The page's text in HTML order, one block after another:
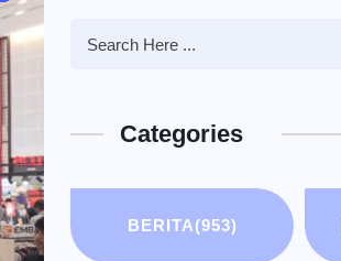
Categories
BERITA(953)